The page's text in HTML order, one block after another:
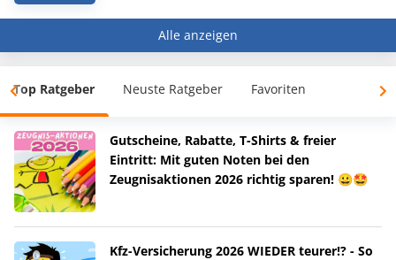
Alle anzeigen
Top Ratgeber Neuste Ratgeber Favoriten
Gutscheine, Rabatte, T-Shirts & freier
Eintritt: Mit guten Noten bei den
Zeugnisaktionen 2026 richtig sparen! 😀🤩
Kfz-Versicherung 2026 WIEDER teurer!? - So